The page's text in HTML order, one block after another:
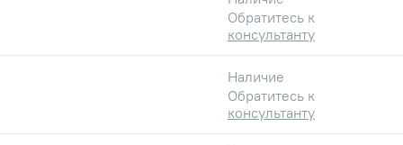
Обратитесь к
консультанту
Наличие
Обратитесь к
консультанту